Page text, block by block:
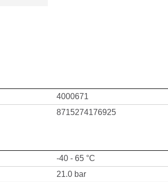
4000671
8715274176925
-40 - 65 °C
21.0 bar